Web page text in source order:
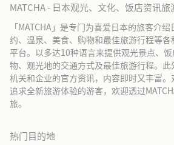
MATCHA - 日本观光、文化、饭店资讯旅
「MATCHA」是专门为喜爱日本的旅客介
约、温泉、美食、购物和最佳旅游行程等
平台。以多达10种语言来提供观光景点、
物、观光地的交通方式及最佳旅游行程。
机关和企业的官方资讯，内容即时又丰富。
追求全新旅游体验的游客，欢迎透过
旅。
热门目的地